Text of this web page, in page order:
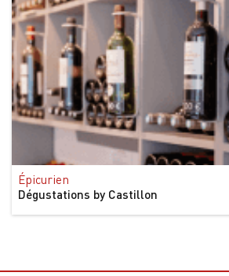
Épicurien
Dégustations by Castillon